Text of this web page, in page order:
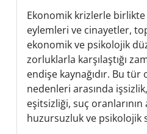
Ekonomik krizlerle
eylemleri ve cinayetler,
ekonomik ve psikolojik
zorluklarla karşılaştığı
endişe kaynağıdır. Bu tür
nedenleri arasında
eşitsizliği, suç oranlarının
huzursuzluk ve psikolojik